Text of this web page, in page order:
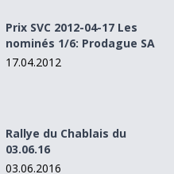
1/6: Prodague SA
Prix SVC 2012-04-17 Les
nominés 1/6: Prodague SA
17.04.2012
Rallye du Chablais du
03.06.16
03.06.2016